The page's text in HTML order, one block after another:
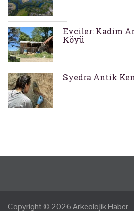
Evciler: Kadim
Köyü
Syedra Antik
Copyright © 2026Arkeolojik Haber